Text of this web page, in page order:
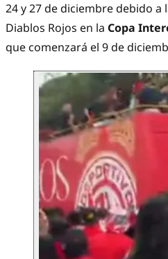
24 y 27 de diciembre debido a
Diablos Rojos en la Copa
que comenzará el 9 de